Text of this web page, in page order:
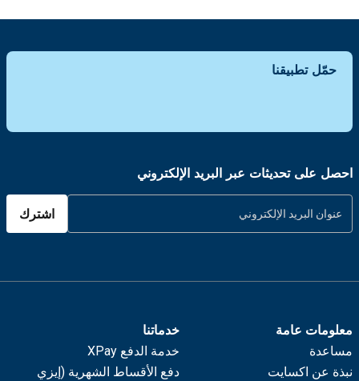
حمّل تطبيقنا
احصل على تحديثات عبر البريد الإلكتروني
اشترك
معلومات عامة
مساعدة
نبذة عن اكسايت
خدماتنا
خدمة الدفع XPay
دفع الأقساط الشهرية (إيزي